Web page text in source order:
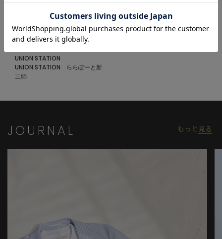
2026.06.29
UNION STATION
UNION STATION ららぽーと新
三郷
JOURNAL もっと 見る